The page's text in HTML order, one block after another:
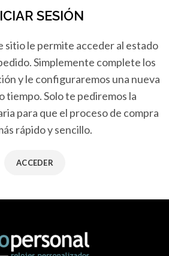
SESIÓN
sitio le permite acceder al estado
Simplemente complete los
y le configuraremos una nueva
tiempo. Solo te pediremos la
para que el proceso de compra
rápido y sencillo.
ACCEDER